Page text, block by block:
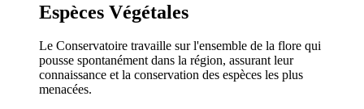
Espèces Végétales
Le Conservatoire travaille sur l'ensemble de la flore qui
pousse spontanément dans la région, assurant leur
connaissance et la conservation des espèces les plus
menacées.